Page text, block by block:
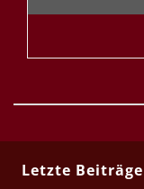
Letzte Beiträge